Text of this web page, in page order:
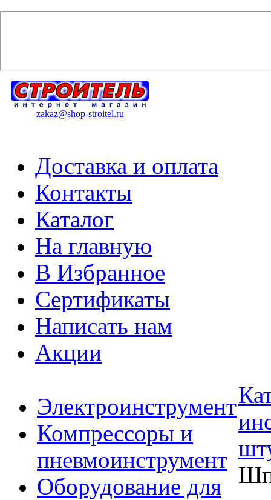
zakaz@shop-stroitel.ru
Доставка и оплата
Контакты
Каталог
На главную
В Избранное
Сертификаты
Написать нам
Акции
Электроинструмент
Компрессоры и
пневмоинструмент
Оборудование для